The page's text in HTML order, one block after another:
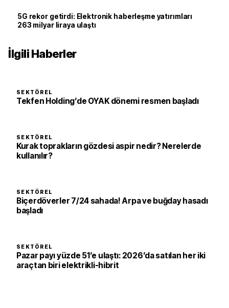
5G rekor getirdi: Elektronik haberleşme yatırımları
263 milyar liraya ulaştı
İlgili Haberler
SEKTÖREL
Tekfen Holding’de OYAK dönemi resmen başladı
SEKTÖREL
Kurak toprakların gözdesi aspir nedir? Nerelerde
kullanılır?
SEKTÖREL
Biçerdöverler 7/24 sahada! Arpa ve buğday hasadı
başladı
SEKTÖREL
Pazar payı yüzde 51’e ulaştı: 2026’da satılan her iki
araçtan biri elektrikli-hibrit